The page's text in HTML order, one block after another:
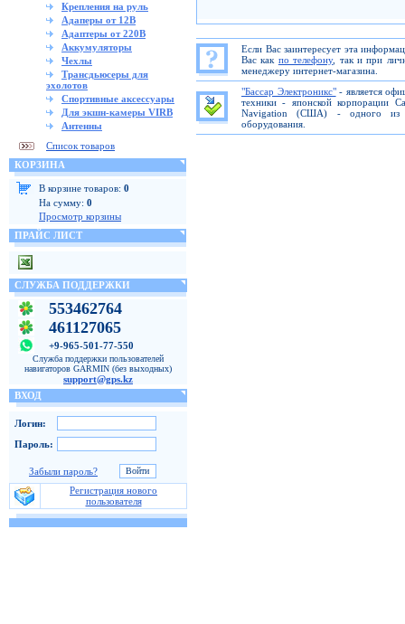
Крепления на руль
Адаперы от 12В
Адаптеры от 220В
Аккумуляторы
Чехлы
Трансдьюсеры для
эхолотов
Спортивные аксессуары
Для экшн-камеры VIRB
Антенны
Список товаров
КОРЗИНА
В корзине товаров: 0
На сумму: 0
Просмотр корзины
ПРАЙС ЛИСТ
СЛУЖБА ПОДДЕРЖКИ
553462764
461127065
+9-965-501-77-550
Служба поддержки пользователей
навигаторов GARMIN (без выходных)
support@gps.kz
ВХОД
Логин:
Пароль:
Забыли пароль?
Регистрация нового
пользователя
Если Вас заинтересует эта
Вас как по телефону, так и при
менеджеру интернет-магазина.
"Бассар Электроникс"- является
техники - японской корпорации
Navigation (США) - одного из
оборудования.